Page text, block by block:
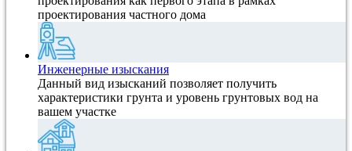
проектирования частного дома
Инженерные изыскания
Данный вид изысканий позволяет получить
характеристики грунта и уровень грунтовых вод на
вашем участке